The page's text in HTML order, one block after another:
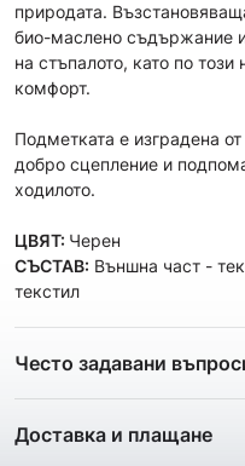
природата.
био-маслено съдържание
на стъпалото, като по
комфорт.
Подметката е изградена
добро сцепление и
ходилото.
ЦВЯТ: Черен
СЪСТАВ: Външна част -
текстил
Често задавани
ще получа?
Доставка и плащане